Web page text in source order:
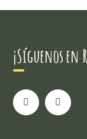
¡Síguenos en